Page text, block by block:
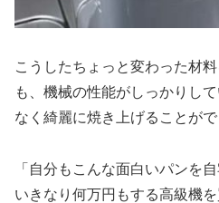
こうしたちょっと変わった材
も、機械の性能がしっかりし
なく綺麗に焼き上げることがで
「自分もこんな面白いパンを
いきなり何万円もする高級機